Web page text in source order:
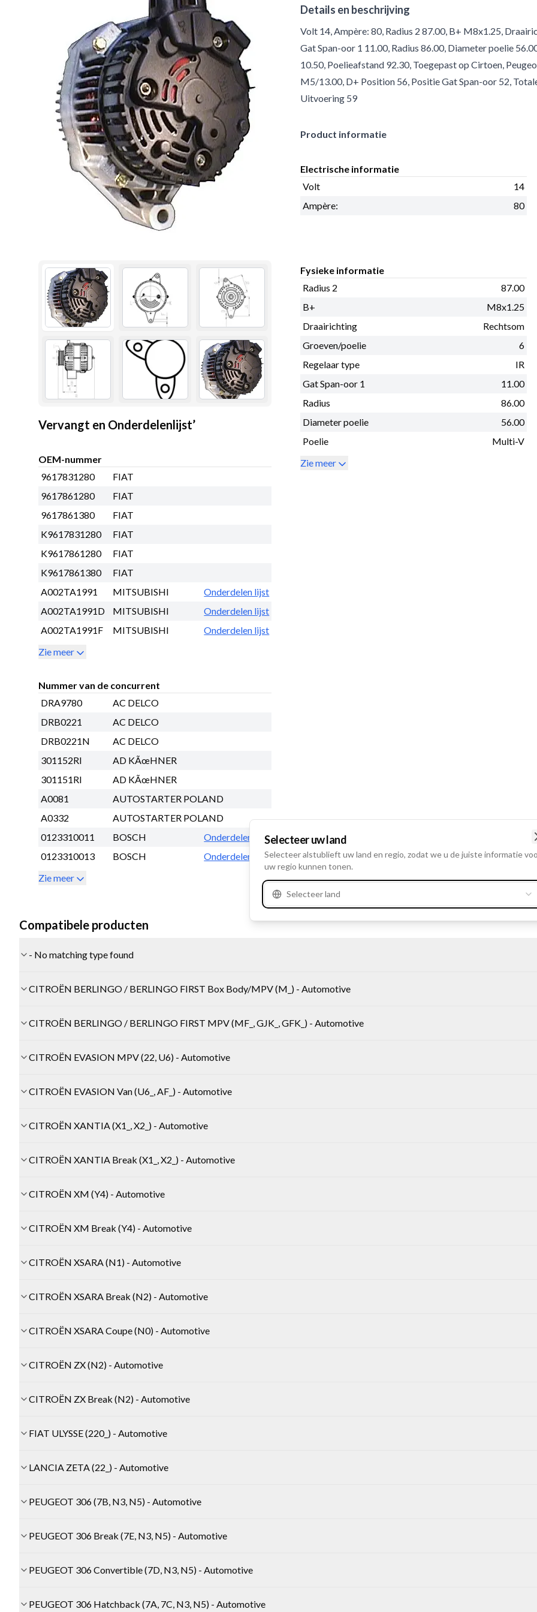
Vervangt en Onderdelenlijst’
OEM-nummer
9617831280
FIAT
9617861280
FIAT
9617861380
FIAT
K9617831280
FIAT
K9617861280
FIAT
K9617861380
FIAT
A002TA1991
MITSUBISHI
Onderdelen lijst
A002TA1991D
MITSUBISHI
Onderdelen lijst
A002TA1991F
MITSUBISHI
Onderdelen lijst
Zie meer
Nummer van de concurrent
DRA9780
AC DELCO
DRB0221
AC DELCO
DRB0221N
AC DELCO
301152RI
AD KÃœHNER
301151RI
AD KÃœHNER
A0081
AUTOSTARTER POLAND
A0332
AUTOSTARTER POLAND
0123310011
BOSCH
Onderdelen lijst
0123310013
BOSCH
Onderdelen lijst
Zie meer
Details en beschrijving
Volt 14, Ampère: 80, Radius 2 87.00, B+ M8x1.25,
Gat Span-oor 1 11.00, Radius 86.00, Diameter poelie
10.50, Poelieafstand 92.30, Toegepast op Cirtoen,
M5/13.00, D+ Position 56, Positie Gat Span-oor 52,
Uitvoering 59
Product informatie
Electrische informatie
Volt
14
Ampère:
80
Fysieke informatie
Radius 2
87.00
B+
M8x1.25
Draairichting
Rechtsom
Groeven/poelie
6
Regelaar type
IR
Gat Span-oor 1
11.00
Radius
86.00
Diameter poelie
56.00
Poelie
Multi-V
Zie meer
Compatibele producten
- No matching type found
CITROËN BERLINGO / BERLINGO FIRST Box Body/MPV (M_) - Automotive
CITROËN BERLINGO / BERLINGO FIRST MPV (MF_, GJK_, GFK_) - Automotive
CITROËN EVASION MPV (22, U6) - Automotive
CITROËN EVASION Van (U6_, AF_) - Automotive
CITROËN XANTIA (X1_, X2_) - Automotive
CITROËN XANTIA Break (X1_, X2_) - Automotive
CITROËN XM (Y4) - Automotive
CITROËN XM Break (Y4) - Automotive
CITROËN XSARA (N1) - Automotive
CITROËN XSARA Break (N2) - Automotive
CITROËN XSARA Coupe (N0) - Automotive
CITROËN ZX (N2) - Automotive
CITROËN ZX Break (N2) - Automotive
FIAT ULYSSE (220_) - Automotive
LANCIA ZETA (22_) - Automotive
PEUGEOT 306 (7B, N3, N5) - Automotive
PEUGEOT 306 Break (7E, N3, N5) - Automotive
PEUGEOT 306 Convertible (7D, N3, N5) - Automotive
PEUGEOT 306 Hatchback (7A, 7C, N3, N5) - Automotive
Selecteer uw land
Selecteer alstublieft uw land en regio, zodat we u de juiste informatie
uw regio kunnen tonen.
Selecteer land